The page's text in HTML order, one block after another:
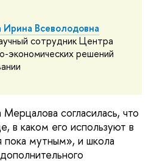
Ирина Всеволодовна
сотрудник Центра
экономических решений
Мерцалова согласилась, что
в каком его используют в
мутным», и школа